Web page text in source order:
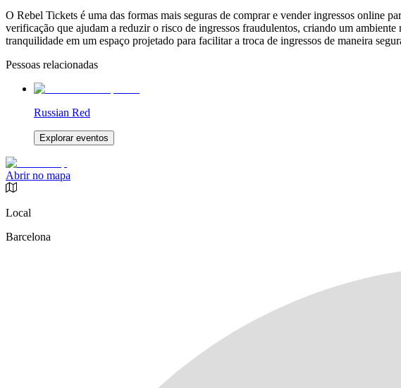
O Rebel Tickets é uma das formas mais seguras de comprar e vender ingressos online
verificação que ajudam a reduzir o risco de ingressos fraudulentos, criando um
tranquilidade em um espaço projetado para facilitar a troca de ingressos de maneira
Pessoas relacionadas
Russian Red
Explorar eventos
Abrir no mapa
Local
Barcelona